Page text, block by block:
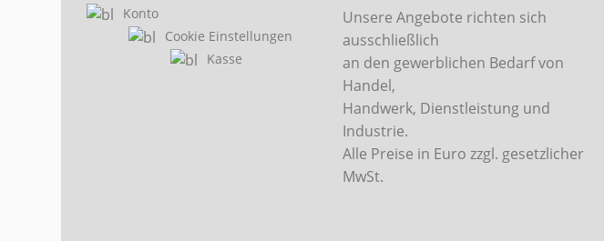
Konto
Cookie Einstellungen
Kasse
Unsere Angebote richten sich
ausschließlich
an den gewerblichen Bedarf von
Handel,
Handwerk, Dienstleistung und
Industrie.
Alle Preise in Euro zzgl. gesetzlicher
MwSt.